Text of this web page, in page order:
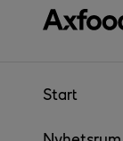
Gå direkt till
Start